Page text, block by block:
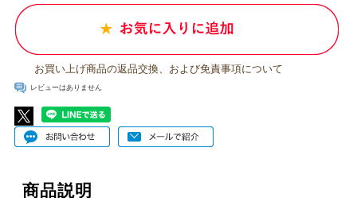
お買い上げ商品の返品交換、および免責事項について
レビューはありません
商品説明